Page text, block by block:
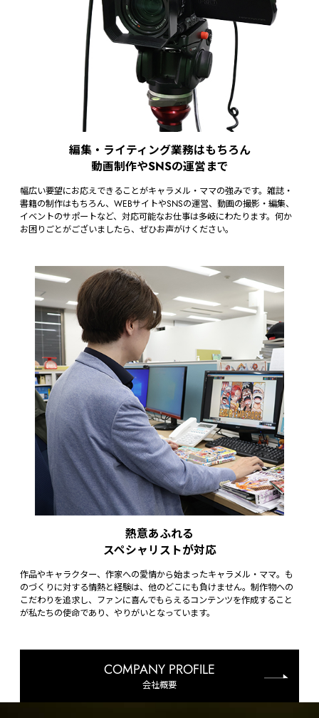
編集・ライティング業務はもちろん
動画制作やSNSの運営まで
幅広い要望にお応えできることがキャラメル・ママの強みです。雑誌・
書籍の制作はもちろん、WEBサイトやSNSの運営、動画の撮影・編集、
イベントのサポートなど、対応可能なお仕事は多岐にわたります。何か
お困りごとがございましたら、ぜひお声がけください。
熱意あふれる
スペシャリストが対応
作品やキャラクター、作家への愛情から始まったキャラメル・ママ。も
のづくりに対する情熱と経験は、他のどこにも負けません。制作物への
こだわりを追求し、ファンに喜んでもらえるコンテンツを作成すること
が私たちの使命であり、やりがいとなっています。
COMPANY PROFILE
会社概要